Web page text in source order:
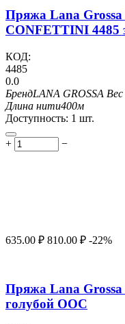
Пряжа Lana
CONFETTINI
КОД:
4485
0.0
БрендLANA GROSSA
Длина нити400м
Доступность: 1 шт.
+ −
635.00 ₽ 810.00 ₽ -22%
Пряжа Lana
голубой ООС